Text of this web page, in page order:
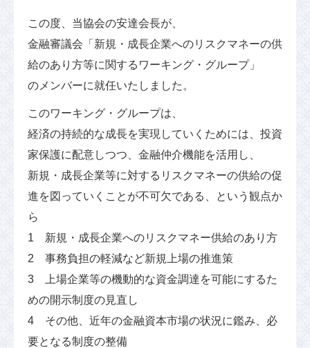
この度、当協会の安達会長が、
金融審議会「新規・成長企業へのリスクマネーの供
給のあり方等に関するワーキング・グループ」
のメンバーに就任いたしました。
このワーキング・グループは、
経済の持続的な成長を実現していくためには、投資
家保護に配意しつつ、金融仲介機能を活用し、
新規・成長企業等に対するリスクマネーの供給の促
進を図っていくことが不可欠である、という観点か
ら
1 新規・成長企業へのリスクマネー供給のあり方
2 事務負担の軽減など新規上場の推進策
3 上場企業等の機動的な資金調達を可能にするた
めの開示制度の見直し
4 その他、近年の金融資本市場の状況に鑑み、必
要となる制度の整備